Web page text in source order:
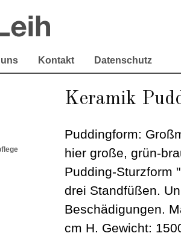
Kontakt Datenschutz
Keramik
Puddingform:
hier große, grün-
Pudding-Sturzform
drei Standfüßen.
Beschädigungen.
cm H. Gewicht: